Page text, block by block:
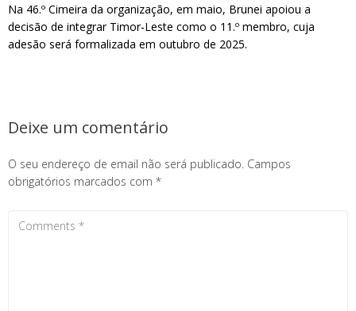
Na 46.º Cimeira da organização, em maio, Brunei apoiou a
decisão de integrar Timor-Leste como o 11.º membro, cuja
adesão será formalizada em outubro de 2025.
Deixe um comentário
O seu endereço de email não será publicado. Campos
obrigatórios marcados com *